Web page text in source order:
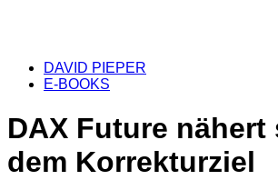
DAVID PIEPER
E-BOOKS
DAX Future nähert
dem Korrekturziel